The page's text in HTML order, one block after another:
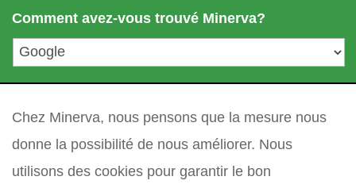
m
i
l
*
Comment avez-vous trouvé Minerva?
Chez Minerva, nous pensons que la mesure nous
donne la possibilité de nous améliorer. Nous
utilisons des cookies pour garantir le bon